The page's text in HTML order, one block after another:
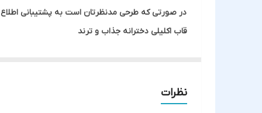
در صورتی که طرحی مدنظرتان است به پشتیبانی
قاب اکلیلی دخترانه جذاب و ترند
نظرات